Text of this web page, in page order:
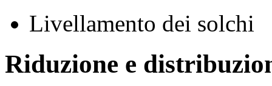
Livellamento dei solchi
Riduzione e